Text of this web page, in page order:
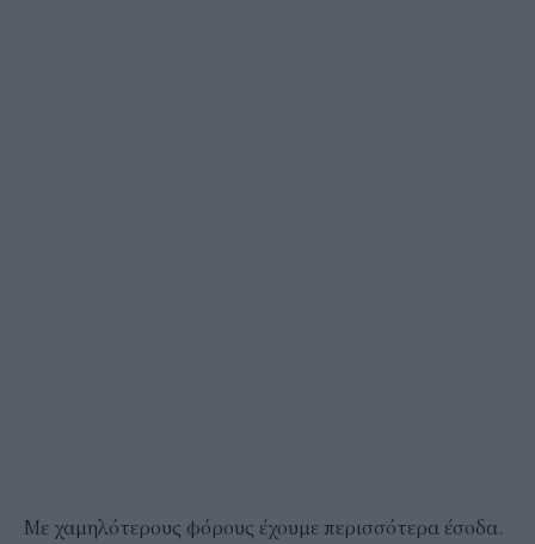
Με χαμηλότερους φόρους έχουμε περισσότερα έσοδα.